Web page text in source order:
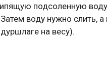
подсоленную
воду нужно слить,
на весу).